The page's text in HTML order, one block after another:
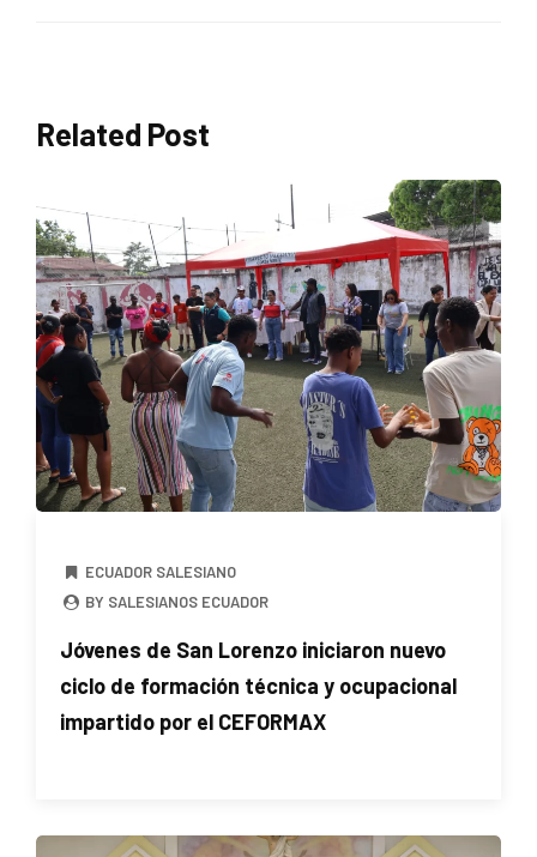
Related Post
ECUADOR SALESIANO
BY SALESIANOS ECUADOR
Jóvenes de San Lorenzo iniciaron nuevo
ciclo de formación técnica y ocupacional
impartido por el CEFORMAX